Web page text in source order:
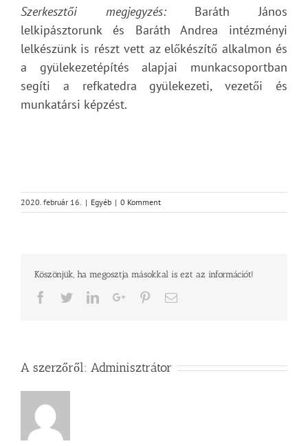
Szerkesztői megjegyzés: Baráth János
lelkipásztorunk és Baráth Andrea intézményi
lelkészünk is részt vett az előkészítő alkalmon és
a gyülekezetépítés alapjai munkacsoportban
segíti a refkatedra gyülekezeti, vezetői és
munkatársi képzést.
2020. február 16. | Egyéb | 0 Komment
Köszönjük, ha megosztja másokkal is ezt az információt!
Facebook
TwitterLinkedInGoogle+PinterestEmail
A szerzőről: Adminisztrátor